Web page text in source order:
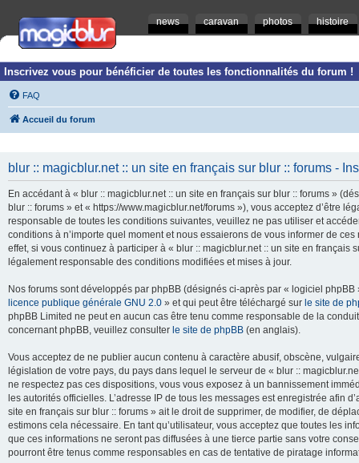
news caravan photos histoire
Inscrivez vous pour bénéficier de toutes les fonctionnalités du forum !
FAQ
Accueil du forum
blur :: magicblur.net :: un site en français sur blur :: forums -
En accédant à « blur :: magicblur.net :: un site en français sur blur :: forums »
blur :: forums » et « https://www.magicblur.net/forums »), vous acceptez d’être
responsable de toutes les conditions suivantes, veuillez ne pas utiliser et
conditions à n’importe quel moment et nous essaierons de vous informer de
effet, si vous continuez à participer à « blur :: magicblur.net :: un site en
légalement responsable des conditions modifiées et mises à jour.
Nos forums sont développés par phpBB (désignés ci-après par « logiciel
licence publique générale GNU 2.0 » et qui peut être téléchargé sur le site de
phpBB Limited ne peut en aucun cas être tenu comme responsable de la
concernant phpBB, veuillez consulter le site de phpBB (en anglais).
Vous acceptez de ne publier aucun contenu à caractère abusif, obscène,
législation de votre pays, du pays dans lequel le serveur de « blur ::
ne respectez pas ces dispositions, vous vous exposez à un bannissement
les autorités officielles. L’adresse IP de tous les messages est enregistrée afin
site en français sur blur :: forums » ait le droit de supprimer, de modifier, de
estimons cela nécessaire. En tant qu’utilisateur, vous acceptez que toutes les
que ces informations ne seront pas diffusées à une tierce partie sans votre
pourront être tenus comme responsables en cas de tentative de piratage